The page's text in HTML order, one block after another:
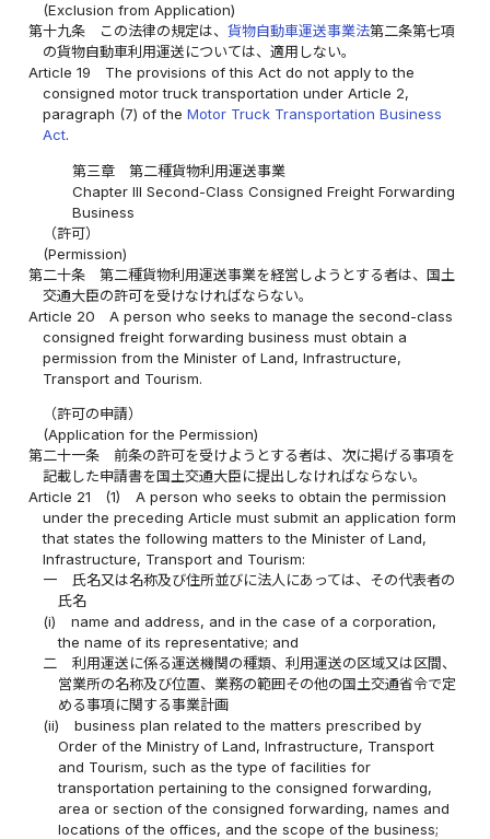
(Exclusion from Application)
第十九条
この法律の規定は、貨物自動車運送事業法第二条第七項
の貨物自動車利用運送については、適用しない。
Article 19
The provisions of this Act do not apply to the
consigned motor truck transportation under Article 2,
paragraph (7) of theMotor Truck Transportation Business
Act.
第三章 第二種貨物利用運送事業
Chapter III Second-Class Consigned Freight Forwarding
Business
（許可）
(Permission)
第二十条
第二種貨物利用運送事業を経営しようとする者は、国土
交通大臣の許可を受けなければならない。
Article 20
A person who seeks to manage the second-class
consigned freight forwarding business must obtain a
permission from the Minister of Land, Infrastructure,
Transport and Tourism.
（許可の申請）
(Application for the Permission)
第二十一条
前条の許可を受けようとする者は、次に掲げる事項を
記載した申請書を国土交通大臣に提出しなければならない。
Article 21
(1)
A person who seeks to obtain the permission
under the preceding Article must submit an application form
that states the following matters to the Minister of Land,
Infrastructure, Transport and Tourism:
一
氏名又は名称及び住所並びに法人にあっては、その代表者の
氏名
(i)
name and address, and in the case of a corporation,
the name of its representative; and
二
利用運送に係る運送機関の種類、利用運送の区域又は区間、
営業所の名称及び位置、業務の範囲その他の国土交通省令で定
める事項に関する事業計画
(ii)
business plan related to the matters prescribed by
Order of the Ministry of Land, Infrastructure, Transport
and Tourism, such as the type of facilities for
transportation pertaining to the consigned forwarding,
area or section of the consigned forwarding, names and
locations of the offices, and the scope of the business;